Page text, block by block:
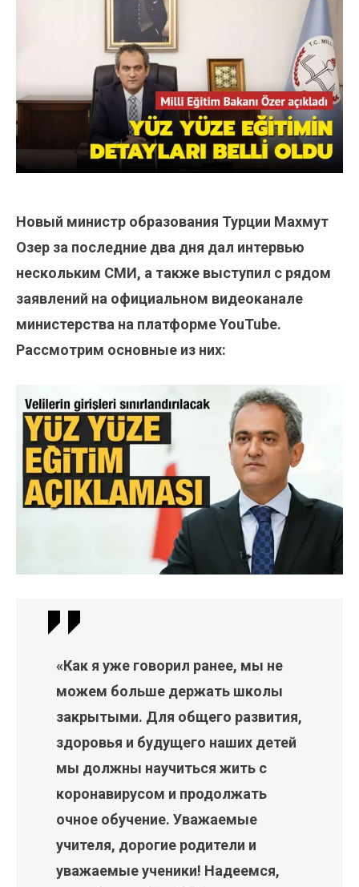
Новый министр образования Турции Махмут
Озер за последние два дня дал интервью
нескольким СМИ, а также выступил с рядом
заявлений на официальном видеоканале
министерства на платформе YouTube.
Рассмотрим основные из них:
«Как я уже говорил ранее, мы не
можем больше держать школы
закрытыми. Для общего развития,
здоровья и будущего наших детей
мы должны научиться жить с
коронавирусом и продолжать
очное обучение. Уважаемые
учителя, дорогие родители и
уважаемые ученики! Надеемся,